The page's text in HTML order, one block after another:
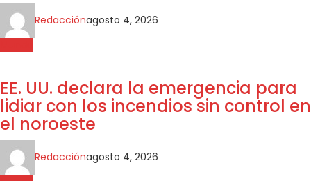
Redacciónagosto 4, 2026
EE. UU. declara la emergencia para
lidiar con los incendios sin control en
el noroeste
Redacciónagosto 4, 2026